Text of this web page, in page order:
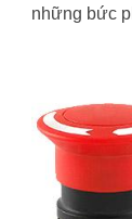
những bức